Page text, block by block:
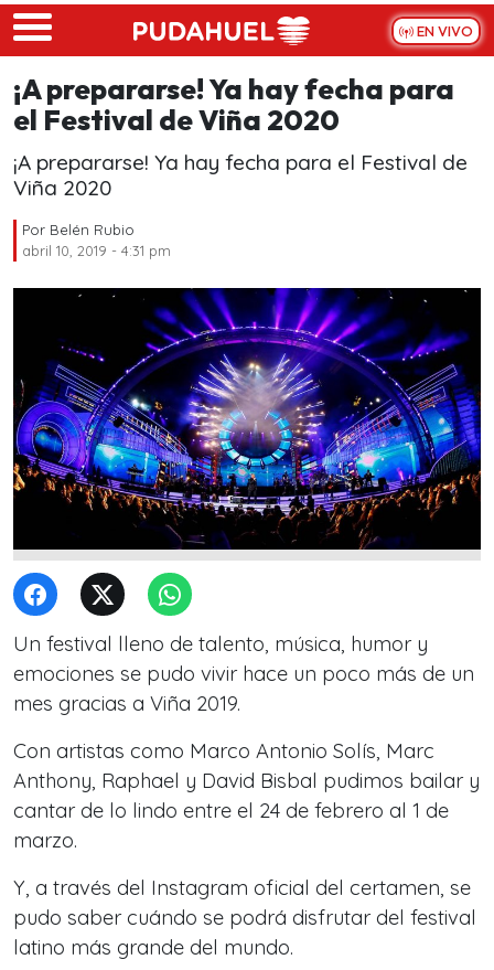
Skip to main content
EN VIVO
¡A prepararse! Ya hay fecha para
el Festival de Viña 2020
¡A prepararse! Ya hay fecha para el Festival de
Viña 2020
Por Belén Rubio
abril 10, 2019 - 4:31 pm
Un festival lleno de talento, música, humor y
emociones se pudo vivir hace un poco más de un
mes gracias a Viña 2019.
Con artistas como Marco Antonio Solís, Marc
Anthony, Raphael y David Bisbal pudimos bailar y
cantar de lo lindo entre el 24 de febrero al 1 de
marzo.
Y, a través del Instagram oficial del certamen, se
pudo saber cuándo se podrá disfrutar del festival
latino más grande del mundo.